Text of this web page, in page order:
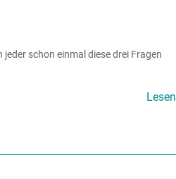
schon einmal diese drei Fragen
Lesen